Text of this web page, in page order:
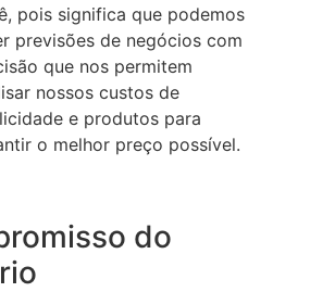
pois significa que podemos
previsões de negócios com
que nos permitem
nossos custos de
e produtos para
o melhor preço possível.
do